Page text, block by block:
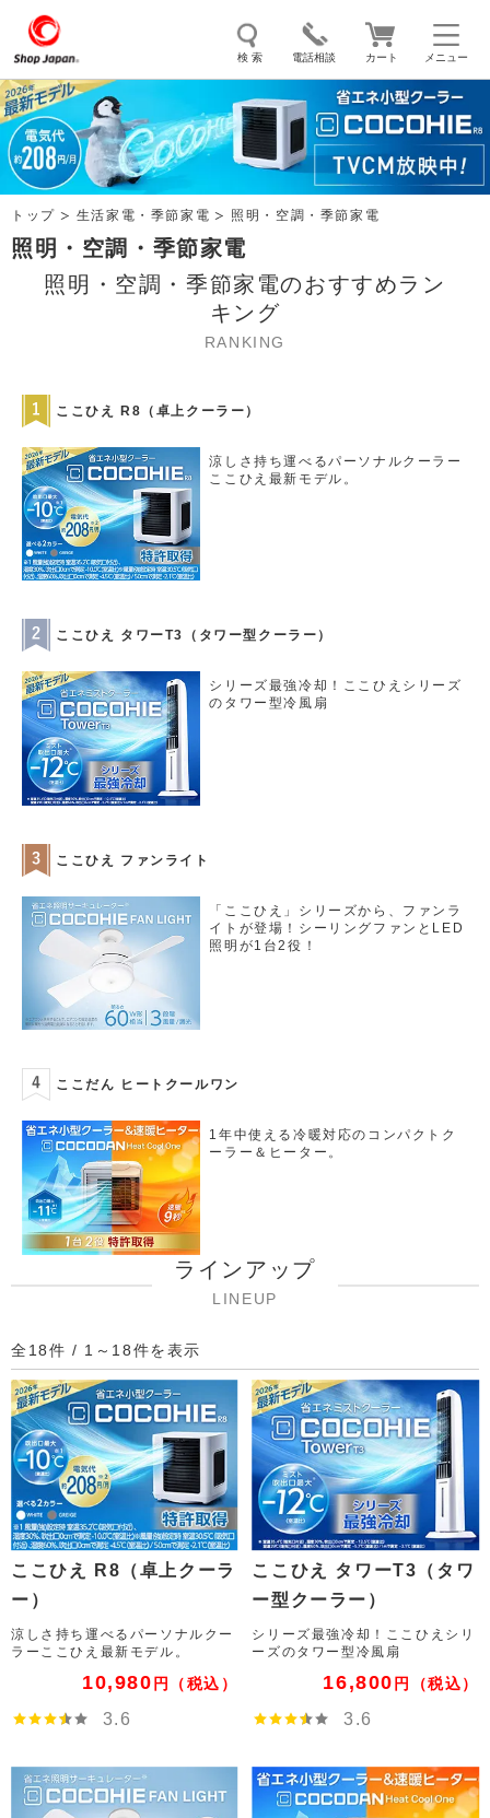
メニュー
検 索 電話相談 カート
トゥルースリーパー ソイリッチ ここひえ 枕
掃除機 クッキングプロ 補聴器 マイキュット
エアコン オーラルスマイル
トップ 生活家電・季節家電 照明・空調・季節家電
照明・空調・季節家電
照明・空調・季節家電のおすすめラン
キング
RANKING
ここひえ R8（卓上クーラー）
涼しさ持ち運べるパーソナルクーラー
ここひえ最新モデル。
ここひえ タワーT3（タワー型クーラー）
シリーズ最強冷却！ここひえシリーズ
のタワー型冷風扇
ここひえ ファンライト
「ここひえ」シリーズから、ファンラ
イトが登場！シーリングファンとLED
照明が1台2役！
ここだん ヒートクールワン
1年中使える冷暖対応のコンパクトク
ーラー＆ヒーター。
ラインアップ
LINEUP
全18件 / 1～18件を表示
3.6
ここひえ R8（卓上クーラ
ー）
涼しさ持ち運べるパーソナルクー
ラーここひえ最新モデル。
10,980 円 （税込）
3.6
ここひえ タワーT3（タワ
ー型クーラー）
シリーズ最強冷却！ここひえシリ
ーズのタワー型冷風扇
16,800 円 （税込）